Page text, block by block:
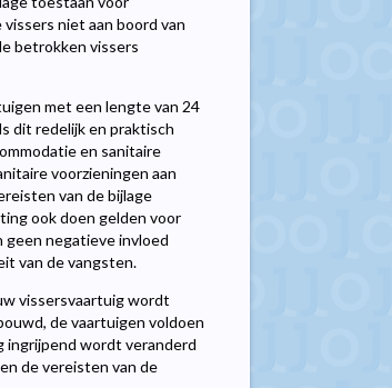
niet aan boord van
betrokken vissers
met een lengte van 24
dit redelijk en praktisch
en sanitaire
voorzieningen aan
van de bijlage
ook doen gelden voor
negatieve invloed
van de vangsten.
vissersvaartuig wordt
de vaartuigen voldoen
ingrijpend wordt veranderd
de vereisten van de